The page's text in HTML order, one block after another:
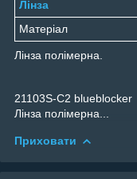
Лінза
Матеріал
Лінза полімерна.
21103S-C2 blueblocker
Лінза полімерна...
Приховати